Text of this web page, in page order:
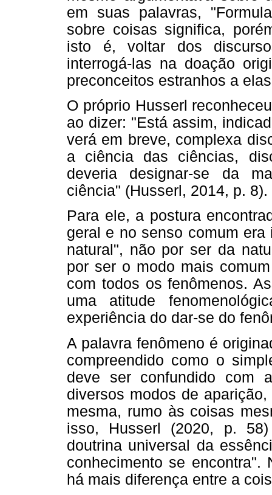
em suas palavras,
sobre coisas significa,
isto é, voltar dos
interrogá-las na doação
preconceitos estranhos a
O próprio Husserl
ao dizer: "Está assim,
verá em breve, complexa
a ciência das ciências,
deveria designar-se da
ciência" (Husserl, 2014, p. 8).
Para ele, a postura
geral e no senso comum
natural", não por ser da
por ser o modo mais
com todos os fenômenos.
uma atitude
experiência do dar-se do
A palavra fenômeno é
compreendido como o
deve ser confundido com
diversos modos de
mesma, rumo às coisas
isso, Husserl (2020, p.
doutrina universal da
conhecimento se encontra".
há mais diferença entre a